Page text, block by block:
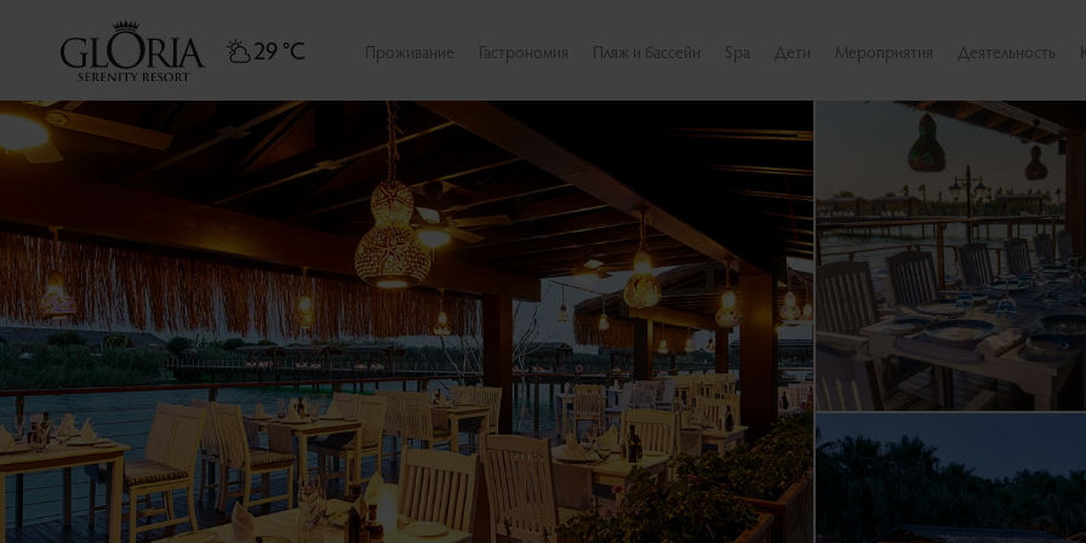
29 °C Проживание Гастрономия Пляж и бассейн Spa Дети Мероприятия Деятельность